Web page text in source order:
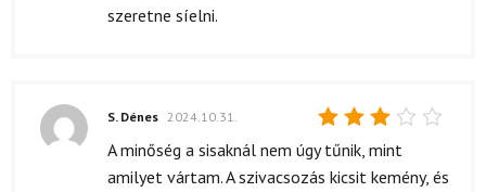
szeretne síelni.
Értékelés:
/ 5
S. Dénes 2024.10.31.
A minőség a sisaknál nem úgy tűnik, mint
amilyet vártam. A szivacsozás kicsit kemény, és